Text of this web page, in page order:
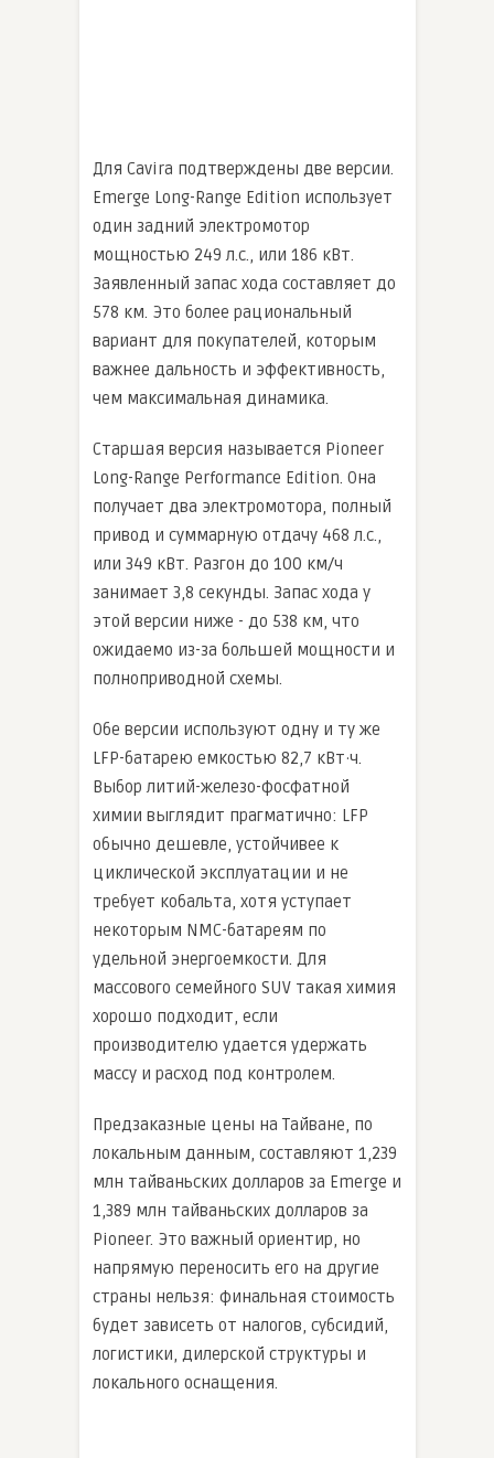
Для Cavira подтверждены две версии.
Emerge Long-Range Edition использует
один задний электромотор
мощностью 249 л.с., или 186 кВт.
Заявленный запас хода составляет до
578 км. Это более рациональный
вариант для покупателей, которым
важнее дальность и эффективность,
чем максимальная динамика.
Старшая версия называется Pioneer
Long-Range Performance Edition. Она
получает два электромотора, полный
привод и суммарную отдачу 468 л.с.,
или 349 кВт. Разгон до 100 км/ч
занимает 3,8 секунды. Запас хода у
этой версии ниже - до 538 км, что
ожидаемо из-за большей мощности и
полноприводной схемы.
Обе версии используют одну и ту же
LFP-батарею емкостью 82,7 кВт·ч.
Выбор литий-железо-фосфатной
химии выглядит прагматично: LFP
обычно дешевле, устойчивее к
циклической эксплуатации и не
требует кобальта, хотя уступает
некоторым NMC-батареям по
удельной энергоемкости. Для
массового семейного SUV такая химия
хорошо подходит, если
производителю удается удержать
массу и расход под контролем.
Предзаказные цены на Тайване, по
локальным данным, составляют 1,239
млн тайваньских долларов за Emerge и
1,389 млн тайваньских долларов за
Pioneer. Это важный ориентир, но
напрямую переносить его на другие
страны нельзя: финальная стоимость
будет зависеть от налогов, субсидий,
логистики, дилерской структуры и
локального оснащения.